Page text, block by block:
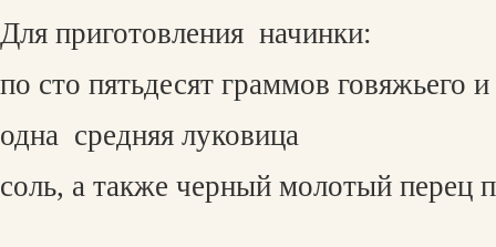
Для приготовления начинки:
по сто пятьдесят граммов говяжьего
одна средняя луковица
соль, а также черный молотый перец